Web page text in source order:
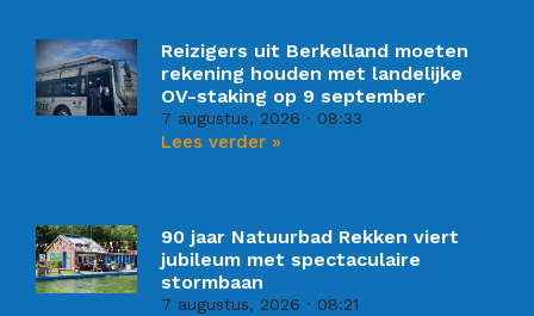
Reizigers uit Berkelland moeten
rekening houden met landelijke
OV-staking op 9 september
7 augustus, 2026 08:33
Lees verder »
90 jaar Natuurbad Rekken viert
jubileum met spectaculaire
stormbaan
7 augustus, 2026 08:21